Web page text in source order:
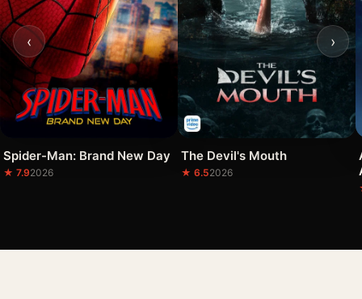
‹
Spider-Man: Brand New Day
★ 7.92026
The Devil's Mouth
★ 6.52026
›